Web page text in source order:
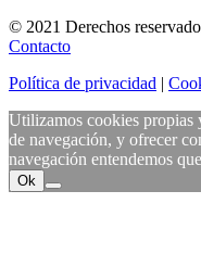
© 2021 Derechos
Contacto
Política de privacidad |
Utilizamos cookies propias
de navegación, y ofrecer
navegación entendemos
Ok